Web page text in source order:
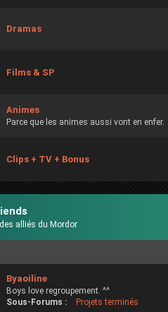
Dramas
Films & SP
Animes
Parce que les animes aussi vont en enfer.
Clips + TV + Bonus
alliés du Mordor
Byaoiline
Boys love regroupement. ^^
Sous-Forums :
Projets terminés